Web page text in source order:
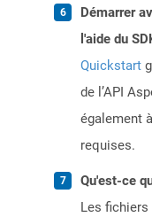
Démarrer
l'aide du
Quickstart
de l’API
également
requises.
Qu'est-ce
Les fichiers